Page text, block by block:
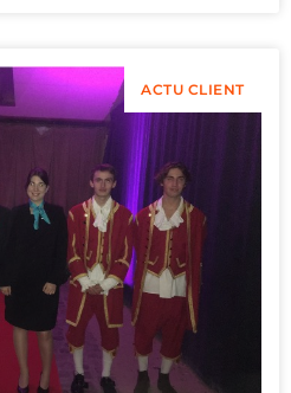
ACTU CLIENT